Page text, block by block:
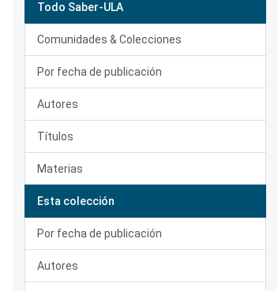
Todo Saber-ULA
Comunidades & Colecciones
Por fecha de publicación
Autores
Títulos
Materias
Esta colección
Por fecha de publicación
Autores